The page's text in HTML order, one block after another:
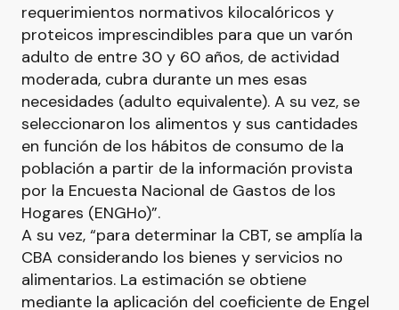
requerimientos normativos kilocalóricos y
proteicos imprescindibles para que un varón
adulto de entre 30 y 60 años, de actividad
moderada, cubra durante un mes esas
necesidades (adulto equivalente). A su vez, se
seleccionaron los alimentos y sus cantidades
en función de los hábitos de consumo de la
población a partir de la información provista
por la Encuesta Nacional de Gastos de los
Hogares (ENGHo)”.
A su vez, “para determinar la CBT, se amplía la
CBA considerando los bienes y servicios no
alimentarios. La estimación se obtiene
mediante la aplicación del coeficiente de Engel